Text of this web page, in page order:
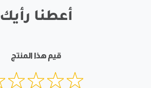
أعطنا رأيك
قيم هذا المنتج